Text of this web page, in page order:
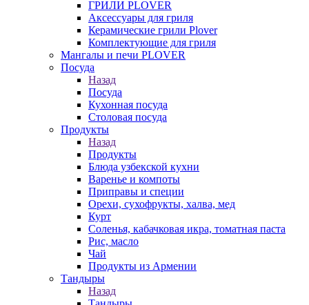
ГРИЛИ PLOVER
Аксессуары для гриля
Керамические грили Plover
Комплектующие для гриля
Мангалы и печи PLOVER
Посуда
Назад
Посуда
Кухонная посуда
Столовая посуда
Продукты
Назад
Продукты
Блюда узбекской кухни
Варенье и компоты
Приправы и специи
Орехи, сухофрукты, халва, мед
Курт
Соленья, кабачковая икра, томатная паста
Рис, масло
Чай
Продукты из Армении
Тандыры
Назад